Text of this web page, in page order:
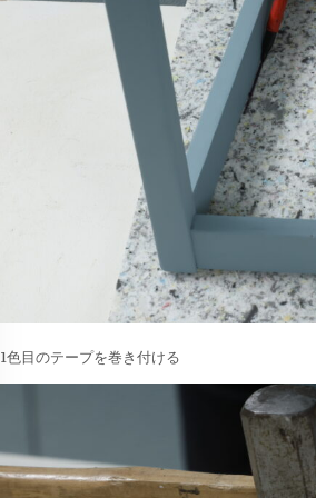
1色目のテープを巻き付ける